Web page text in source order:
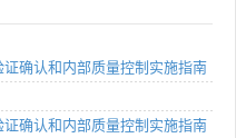
确认和内部质量控制实施指南
确认和内部质量控制实施指南